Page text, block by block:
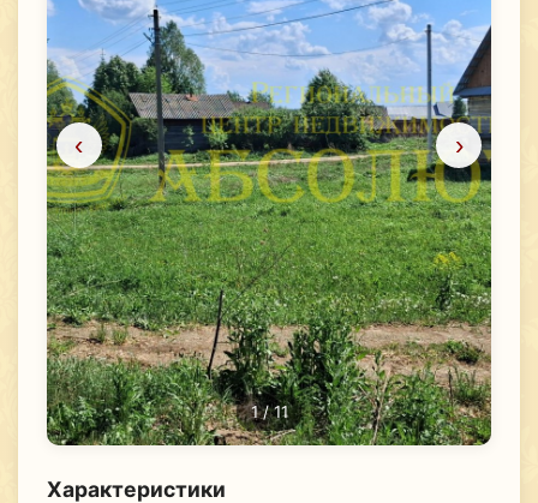
‹ ›
1/ 11
Характеристики